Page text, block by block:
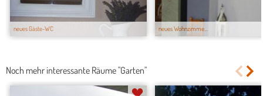
neues Gäste-WC neues Wohnzimme...
Noch mehr interessante Räume "Garten"